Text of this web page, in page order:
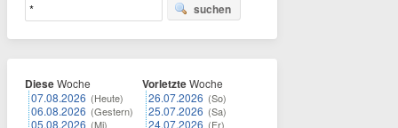
suchen
DieseWoche
07.08.2026 (Heute)
06.08.2026 (Gestern)
05.08.2026 (Mi)
VorletzteWoche
26.07.2026 (So)
25.07.2026 (Sa)
24.07.2026 (Fr)